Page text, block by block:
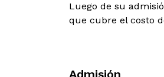
Luego de su
que cubre el costo